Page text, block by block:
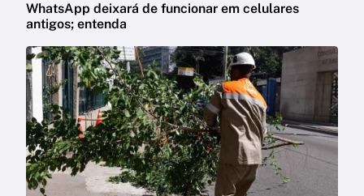
WhatsApp deixará de funcionar em celulares
antigos; entenda